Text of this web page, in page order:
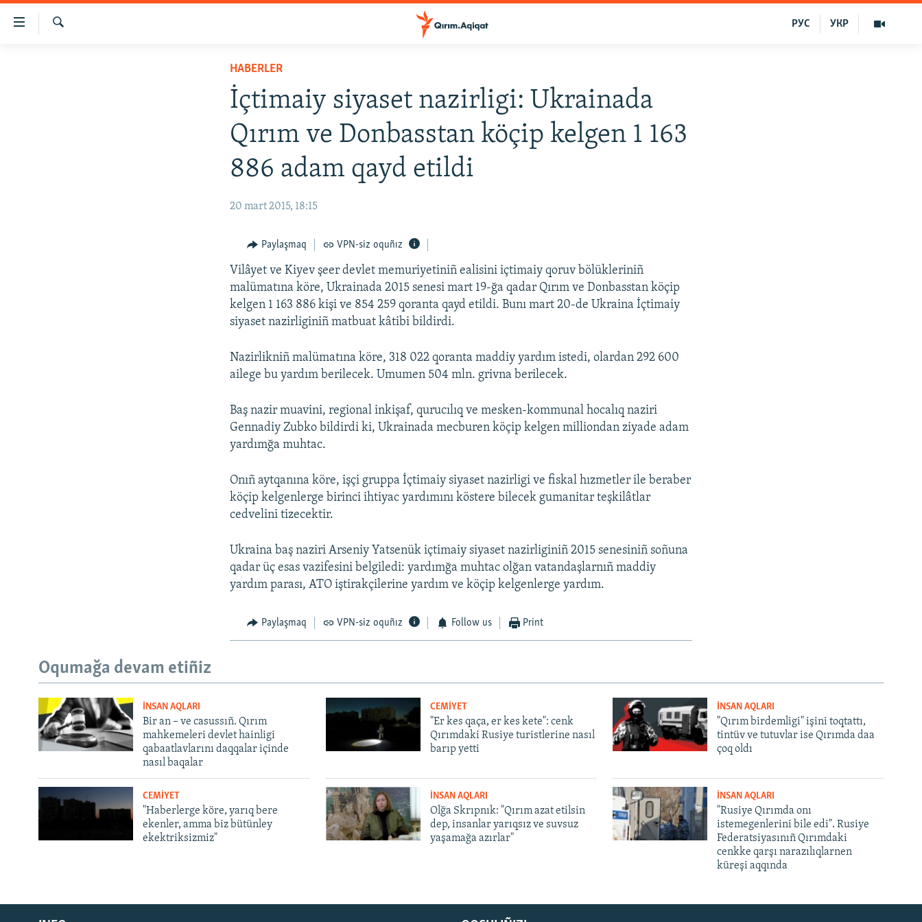
açıqlığı
Русский
УКР
РУС
HABERLER
İçtimaiy siyaset nazirligi: Ukrainada
Qırım ve Donbasstan köçip kelgen 1 163
886 adam qayd etildi
20 mart 2015, 18:15
Paylaşmaq VPN-siz oquñız
Vilâyet ve Kiyev şeer devlet memuriyetiniñ ealisini içtimaiy qoruv bölükleriniñ
malümatına köre, Ukrainada 2015 senesi mart 19-ğa qadar Qırım ve Donbasstan köçip
kelgen 1 163 886 kişi ve 854 259 qoranta qayd etildi. Bunı mart 20-de Ukraina İçtimaiy
siyaset nazirliginiñ matbuat kâtibi bildirdi.
Nazirlikniñ malümatına köre, 318 022 qoranta maddiy yardım istedi, olardan 292 600
ailege bu yardım berilecek. Umumen 504 mln. grivna berilecek.
Baş nazir muavini, regional inkişaf, qurucılıq ve mesken-kommunal hocalıq naziri
Gennadiy Zubko bildirdi ki, Ukrainada mecburen köçip kelgen milliondan ziyade adam
yardımğa muhtac.
Onıñ aytqanına köre, işçi gruppa İçtimaiy siyaset nazirligi ve fiskal hızmetler ile beraber
köçip kelgenlerge birinci ihtiyac yardımını köstere bilecek gumanitar teşkilâtlar
cedvelini tizecektir.
Ukraina baş naziri Arseniy Yatsenük içtimaiy siyaset nazirliginiñ 2015 senesiniñ soñuna
qadar üç esas vazifesini belgiledi: yardımğa muhtac olğan vatandaşlarnıñ maddiy
yardım parası, ATO iştirakçilerine yardım ve köçip kelgenlerge yardım.
Paylaşmaq VPN-siz oquñız Follow us Print
Oqumağa devam etiñiz
İNSAN AQLARI
Bir an – ve casussıñ. Qırım
mahkemeleri devlet hainligi
qabaatlavlarını daqqalar içinde
nasıl baqalar
CEMİYET
"Er kes qaça, er kes kete": cenk
Qırımdaki Rusiye turistlerine nasıl
barıp yetti
İNSAN AQLARI
"Qırım birdemligi" işini toqtattı,
tintüv ve tutuvlar ise Qırımda daa
çoq oldı
CEMİYET
"Haberlerge köre, yarıq bere
ekenler, amma biz bütünley
ekektriksizmiz"
İNSAN AQLARI
Olğa Skrıpnık: "Qırım azat etilsin
dep, insanlar yarıqsız ve suvsuz
yaşamağa azırlar"
İNSAN AQLARI
"Rusiye Qırımda onı
istemegenlerini bile edi". Rusiye
Federatsiyasınıñ Qırımdaki
cenkke qarşı narazılıqlarnen
küreşi aqqında